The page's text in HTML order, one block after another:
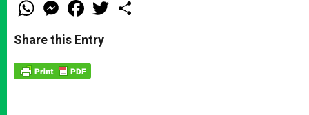
t
s
p
p
e
s
e
g
e
a
e
b
o
k
w
Share this Entry